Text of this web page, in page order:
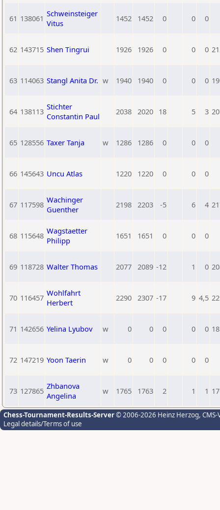
61 138061 Schweinsteiger
Vitus
1452 1452 0 0 0
62 143715 Shen Tingrui 1926 1926 0 0 0
63 114063 Stangl Anita Dr. w 1940 1940 0 0 0
64 138113 Stichter
Constantin Paul
2038 2020 18 5 3
65 128556 Taxer Tanja w 1286 1286 0 0 0
66 145643 Uncu Atlas 1220 1220 0 0 0
67 117598 Wachinger
Guenther
2198 2203 -5 6 4
68 115648 Wagstaetter
Philipp
1651 1651 0 0 0
69 118728 Walter Thomas 2077 2089 -12 1 0
70 116457 Wohlfahrt
Herbert
2290 2307 -17 9 4,5
71 142656 Yelina Lyubov w 0 0 0 0 0
72 147219 Yoon Taerin w 0 0 0 0 0
73 127865 Zhbanova
Angelina
w 1765 1763 2 1 1
Chess-Tournament-Results-Server© 2006-2026 Heinz Herzog,
Legal details/Terms of use